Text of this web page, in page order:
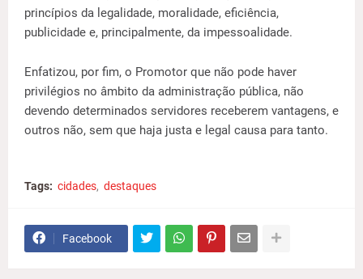
princípios da legalidade, moralidade, eficiência,
publicidade e, principalmente, da impessoalidade.
Enfatizou, por fim, o Promotor que não pode haver
privilégios no âmbito da administração pública, não
devendo determinados servidores receberem vantagens, e
outros não, sem que haja justa e legal causa para tanto.
Tags: cidades destaques
Facebook